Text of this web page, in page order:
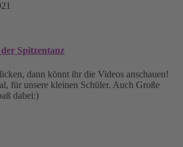
Spitzentanz
dann könnt ihr die Videos anschauen!
für unsere kleinen Schüler. Auch Große
dabei:)